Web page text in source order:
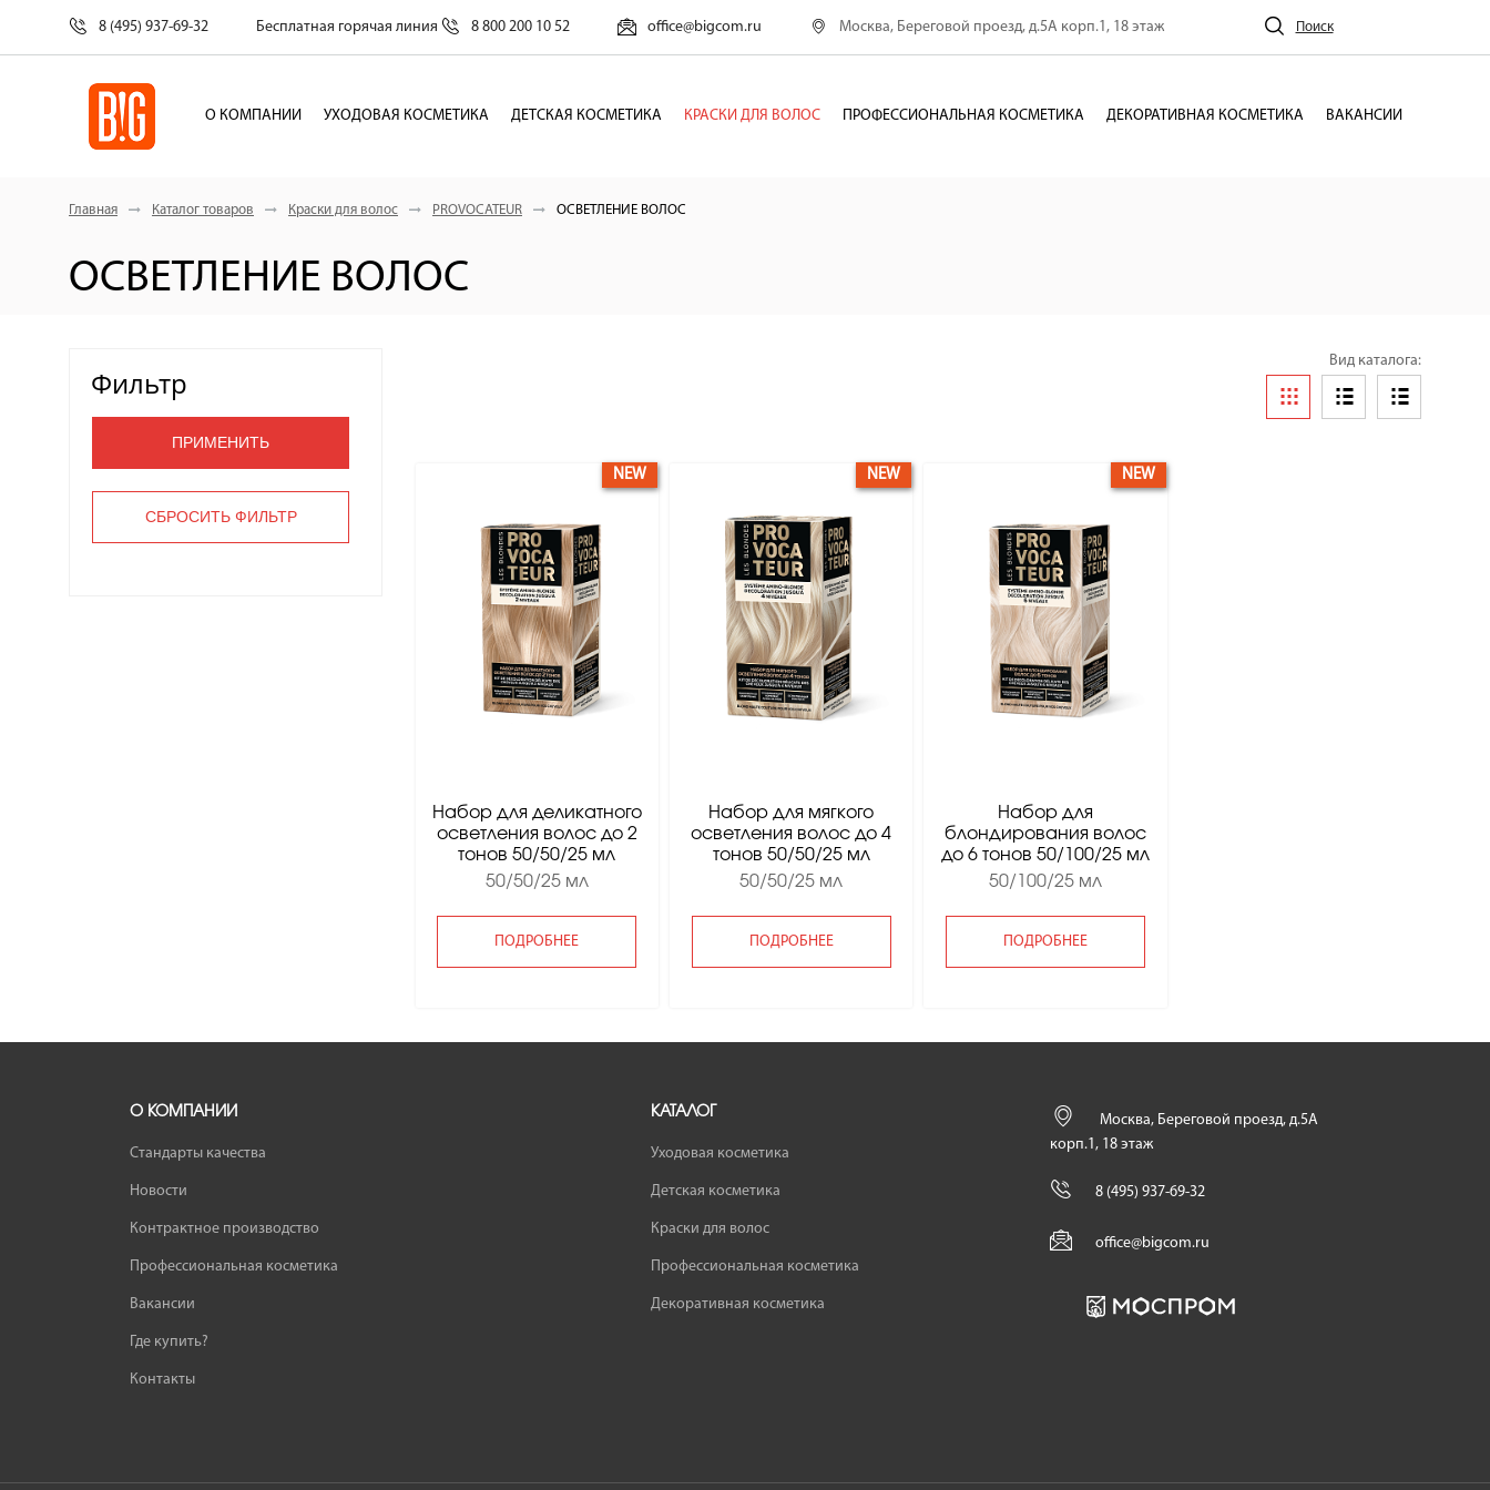
8 (495) 937-69-32 Бесплатная горячая линия 8 800 200 10 52 office@bigcom.ru Москва, Береговой проезд, д.5А корп.1, 18 этаж Поиск
О КОМПАНИИ УХОДОВАЯ КОСМЕТИКА ДЕТСКАЯ КОСМЕТИКА КРАСКИ ДЛЯ ВОЛОС ПРОФЕССИОНАЛЬНАЯ КОСМЕТИКА ДЕКОРАТИВНАЯ КОСМЕТИКА ВАКАНСИИ
Главная Каталог товаров Краски для волос PROVOCATEUR ОСВЕТЛЕНИЕ ВОЛОС
ОСВЕТЛЕНИЕ ВОЛОС
Фильтр
Вид каталога:
Набор для деликатного
осветления волос до 2
тонов 50/50/25 мл
50/50/25 мл
ПОДРОБНЕЕ
NEW
Набор для мягкого
осветления волос до 4
тонов 50/50/25 мл
50/50/25 мл
ПОДРОБНЕЕ
NEW
Набор для
блондирования волос
до 6 тонов 50/100/25 мл
50/100/25 мл
ПОДРОБНЕЕ
NEW
О КОМПАНИИ
Стандарты качества
Новости
Контрактное производство
Профессиональная косметика
Вакансии
Где купить?
Контакты
КАТАЛОГ
Уходовая косметика
Детская косметика
Краски для волос
Профессиональная косметика
Декоративная косметика
Москва, Береговой проезд, д.5А
корп.1, 18 этаж
8 (495) 937-69-32
office@bigcom.ru